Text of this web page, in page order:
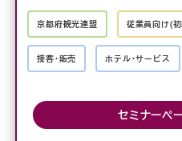
京都府観光連盟 従業員向け(
接客・販売 ホテル・サービス
セミナーペ